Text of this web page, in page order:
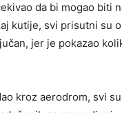
da bi mogao biti
kutije, svi prisutni su
jer je pokazao
kroz aerodrom, svi